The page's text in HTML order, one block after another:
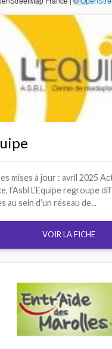
mises à jour : avril 2025
l’Asbl L’Equipe regroupe
au sein d’un réseau de...
VOIR LA FICHE